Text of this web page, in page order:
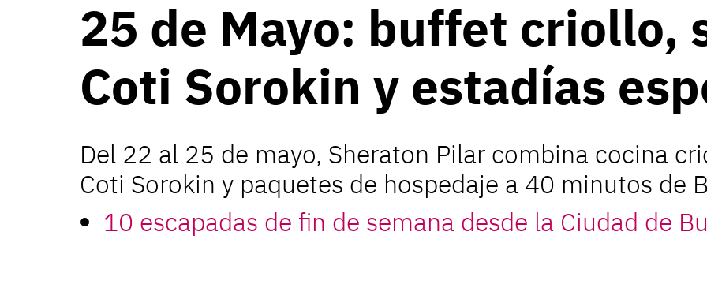
25 de Mayo: buffet criollo,
Coti Sorokin y estadías
Del 22 al 25 de mayo, Sheraton Pilar combina cocina
Coti Sorokin y paquetes de hospedaje a 40 minutos de
10 escapadas de fin de semana desde la Ciudad de